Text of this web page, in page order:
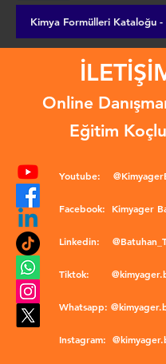
Kimya Formülleri Kataloğu
Online
Eğitim
Youtube:
Facebook: Kimyager
Linkedin:
Tiktok:
Whatsapp:
Instagram: